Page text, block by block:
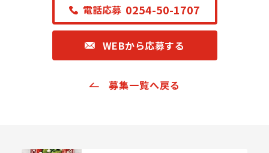
電話応募 0254-50-1707
WEBから応募する
募集一覧へ戻る